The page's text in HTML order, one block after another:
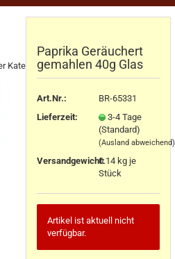
kreativ anzeigen
Kategorie
Paprika Geräuchert
gemahlen 40g Glas
Art.Nr.:
BR-65331
Lieferzeit:
3-4 Tage
(Standard)
(Ausland abweichend)
Versandgewicht:0.14kg je
Stück
Artikel ist aktuell nicht
verfügbar.